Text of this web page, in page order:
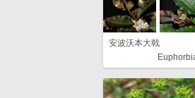
安波沃本大戟